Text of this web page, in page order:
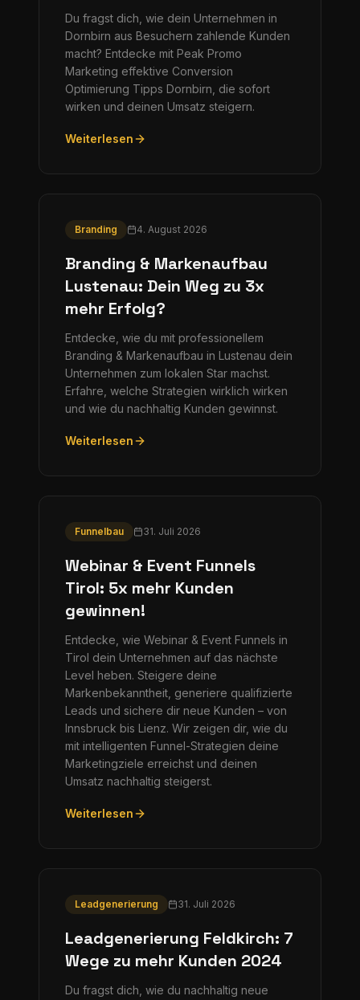
Du fragst dich, wie dein Unternehmen in
Dornbirn aus Besuchern zahlende Kunden
macht? Entdecke mit Peak Promo
Marketing effektive Conversion
Optimierung Tipps Dornbirn, die sofort
wirken und deinen Umsatz steigern.
Weiterlesen
Branding 4. August 2026
Branding & Markenaufbau
Lustenau: Dein Weg zu 3x
mehr Erfolg?
Entdecke, wie du mit professionellem
Branding & Markenaufbau in Lustenau dein
Unternehmen zum lokalen Star machst.
Erfahre, welche Strategien wirklich wirken
und wie du nachhaltig Kunden gewinnst.
Weiterlesen
Funnelbau 31. Juli 2026
Webinar & Event Funnels
Tirol: 5x mehr Kunden
gewinnen!
Entdecke, wie Webinar & Event Funnels in
Tirol dein Unternehmen auf das nächste
Level heben. Steigere deine
Markenbekanntheit, generiere qualifizierte
Leads und sichere dir neue Kunden – von
Innsbruck bis Lienz. Wir zeigen dir, wie du
mit intelligenten Funnel-Strategien deine
Marketingziele erreichst und deinen
Umsatz nachhaltig steigerst.
Weiterlesen
Leadgenerierung 31. Juli 2026
Leadgenerierung Feldkirch: 7
Wege zu mehr Kunden 2024
Du fragst dich, wie du nachhaltig neue